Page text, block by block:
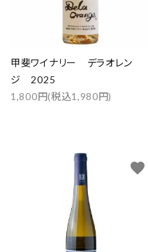
甲斐ワイナリー デラオレン
ジ 2025
1,800円(税込1,980円)
favorite